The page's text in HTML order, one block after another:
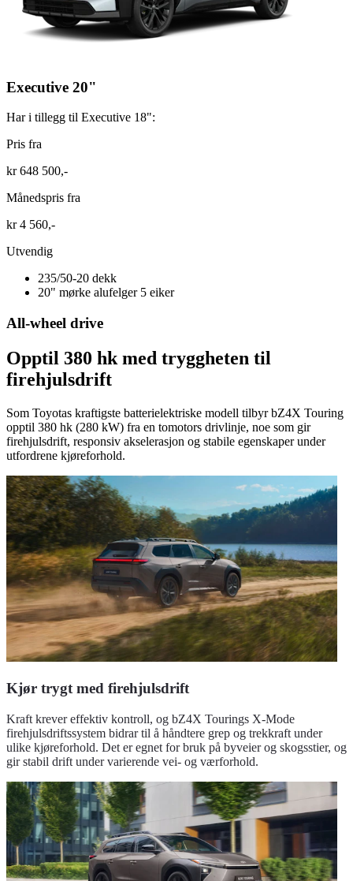
Executive 20"
Har i tillegg til Executive 18":
Pris fra
kr 648 500,-
Månedspris fra
kr 4 560,-
Utvendig
235/50-20 dekk
20" mørke alufelger 5 eiker
All-wheel drive
Opptil 380 hk med tryggheten til
firehjulsdrift
Som Toyotas kraftigste batterielektriske modell tilbyr bZ4X Touring
opptil 380 hk (280 kW) fra en tomotors drivlinje, noe som gir
firehjulsdrift, responsiv akselerasjon og stabile egenskaper under
utfordrene kjøreforhold.
Kjør trygt med firehjulsdrift
Kraft krever effektiv kontroll, og bZ4X Tourings X-Mode
firehjulsdriftssystem bidrar til å håndtere grep og trekkraft under
ulike kjøreforhold. Det er egnet for bruk på byveier og skogsstier, og
gir stabil drift under varierende vei- og værforhold.